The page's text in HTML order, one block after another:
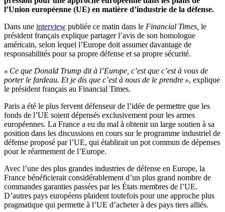
l’Union européenne (UE) en matière d’industrie de la défense.
Dans une interview publiée ce matin dans le Financial Times, le
président français explique partager l’avis de son homologue
américain, selon lequel l’Europe doit assumer davantage de
responsabilités pour sa propre défense et sa propre sécurité.
« Ce que Donald Trump dit à l’Europe, c’est que c’est à vous de
porter le fardeau. Et je dis que c’est à nous de le prendre », explique
le président français au Financial Times.
Paris a été le plus fervent défenseur de l’idée de permettre que les
fonds de l’UE soient dépensés exclusivement pour les armes
européennes. La France a eu du mal à obtenir un large soutien à sa
position dans les discussions en cours sur le programme industriel de
défense proposé par l’UE, qui établirait un pot commun de dépenses
pour le réarmement de l’Europe.
Avec l’une des plus grandes industries de défense en Europe, la
France bénéficierait considérablement d’un plus grand nombre de
commandes garanties passées par les États membres de l’UE.
D’autres pays européens plaident toutefois pour une approche plus
pragmatique qui permette à l’UE d’acheter à des pays tiers alliés.